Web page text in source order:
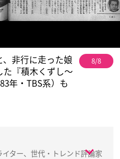
非行に走った娘
た『積木くずし〜
年・TBS系）も
8/8
ター、世代・トレンド評論家